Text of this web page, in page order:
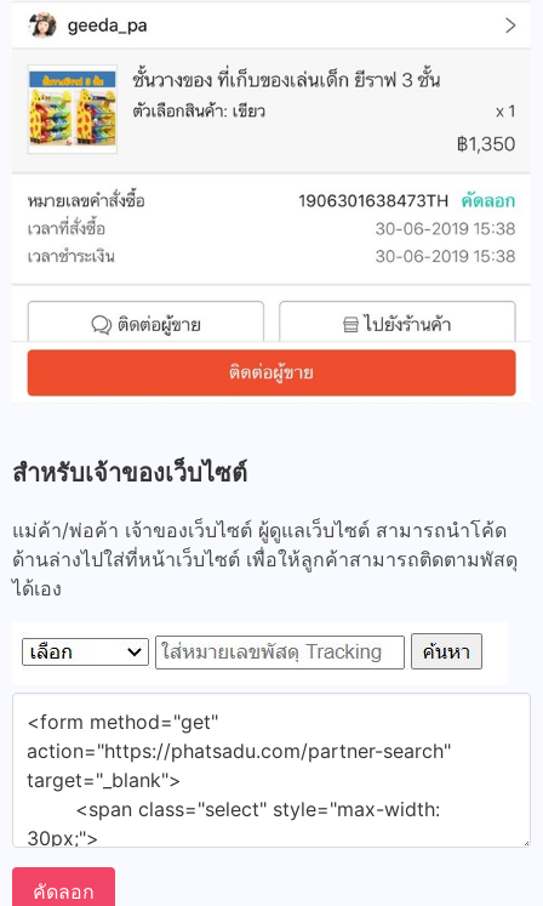
สำหรับเจ้าของเว็บไซต์
แม่ค้า/พ่อค้า เจ้าของเว็บไซต์ ผู้ดูแลเว็บไซต์ สามารถนำโค้ด
ด้านล่างไปใส่ที่หน้าเว็บไซต์ เพื่อให้ลูกค้าสามารถติดตามพัสดุ
ได้เอง
คัดลอก